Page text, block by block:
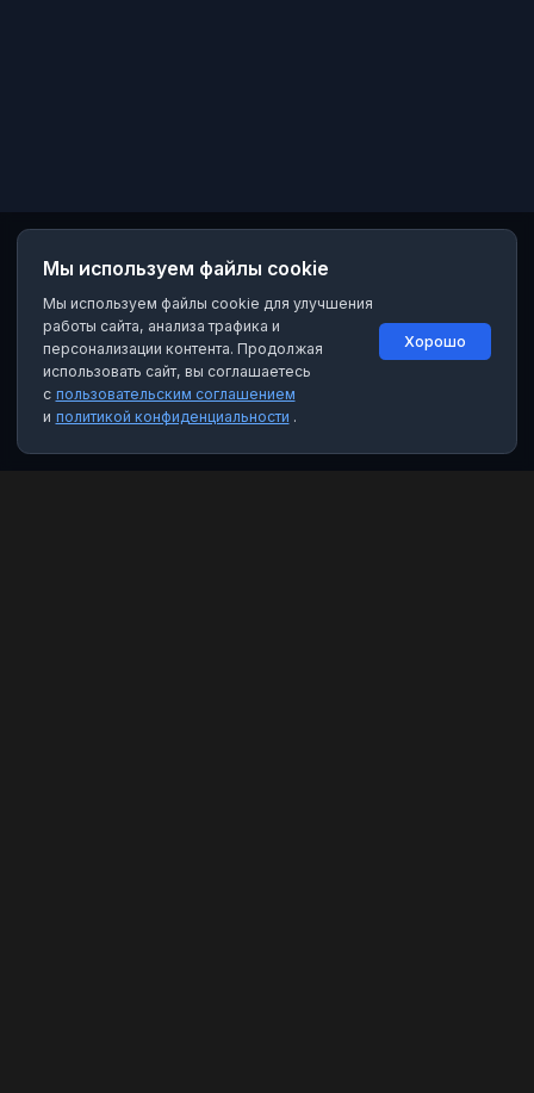
Мы используем файлы cookie
Мы используем файлы cookie для улучшения
работы сайта, анализа трафика и
персонализации контента. Продолжая
использовать сайт, вы соглашаетесь
с пользовательским соглашением
и политикой конфиденциальности .
Хорошо